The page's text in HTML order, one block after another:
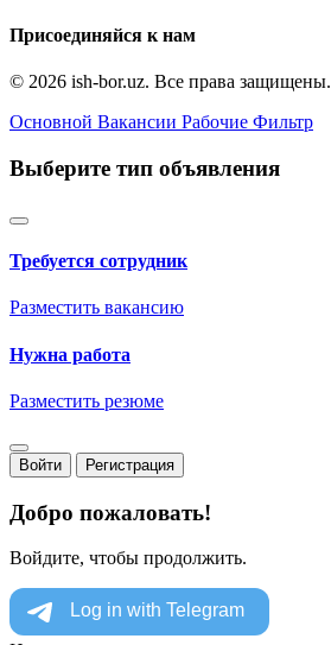
Присоединяйся к нам
© 2026 ish-bor.uz. Все права защищены.
Основной Вакансии Рабочие Фильтр
Выберите тип объявления
Требуется сотрудник
Разместить вакансию
Нужна работа
Разместить резюме
Войти Регистрация
Добро пожаловать!
Войдите, чтобы продолжить.